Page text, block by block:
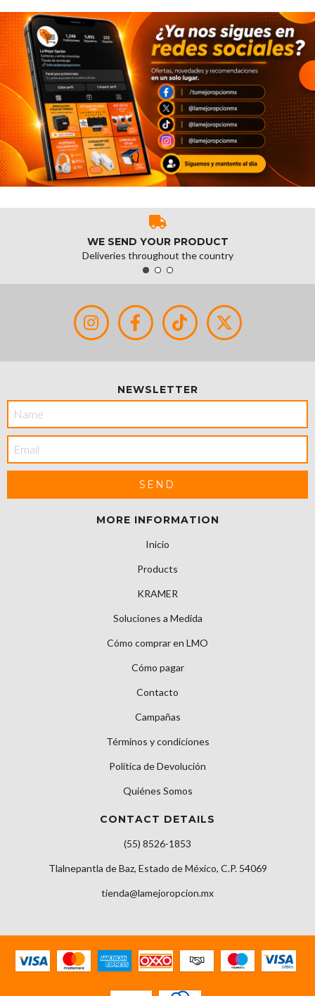
WE SEND YOUR PRODUCT
Deliveries throughout the country
NEWSLETTER
MORE INFORMATION
Inicio
Products
KRAMER
Soluciones a Medida
Cómo comprar en LMO
Cómo pagar
Contacto
Campañas
Términos y condiciones
Política de Devolución
Quiénes Somos
CONTACT DETAILS
(55) 8526-1853
Tlalnepantla de Baz, Estado de México, C.P. 54069
tienda@lamejoropcion.mx